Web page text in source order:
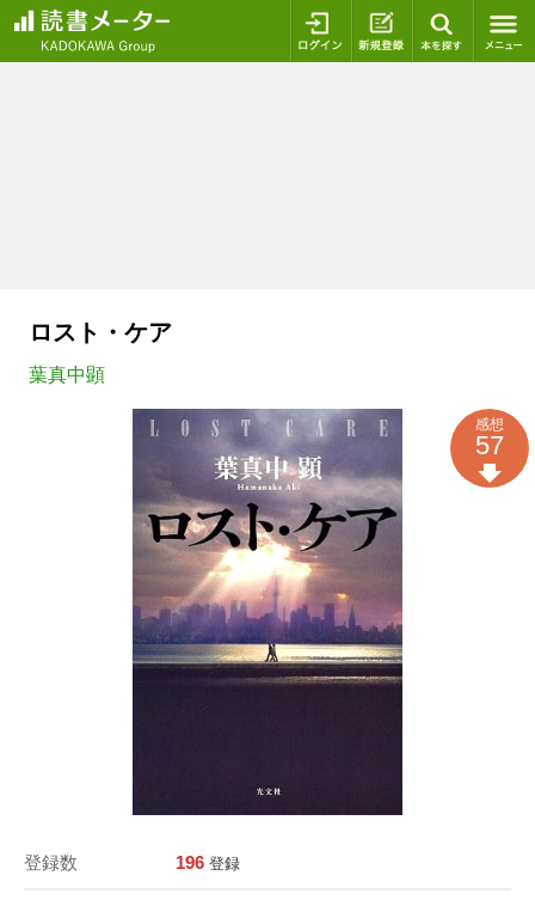
ログイン 新規登録
ロスト・ケア
葉真中顕
登録数 196 登録
感想
57